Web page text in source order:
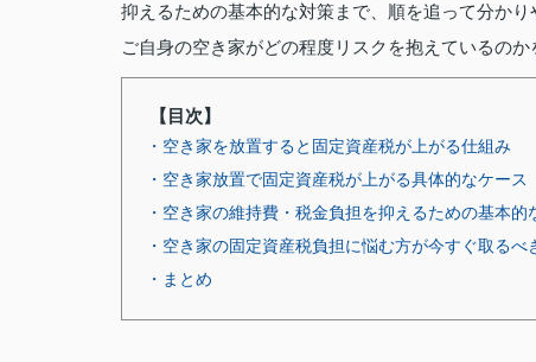
抑えるための基本的な対策まで、順を追って分かり
ご自身の空き家がどの程度リスクを抱えているの
【目次】
・空き家を放置すると固定資産税が上がる仕組み
・空き家放置で固定資産税が上がる具体的なケース
・空き家の維持費・税金負担を抑えるための基本的
・空き家の固定資産税負担に悩む方が今すぐ取るべ
・まとめ